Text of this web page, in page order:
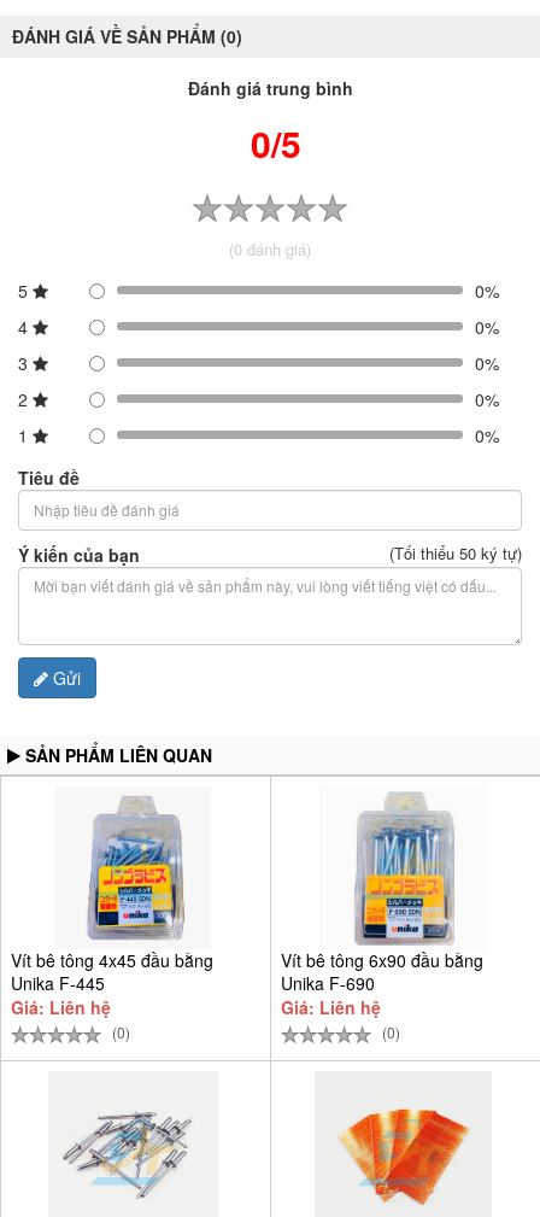
ĐÁNH GIÁ VỀ SẢN PHẨM (0)
Đánh giá trung bình
0/5
(0 đánh giá)
5
0%
4
0%
3
0%
2
0%
1
0%
Tiêu đề
Ý kiến của bạn (Tối thiểu 50 ký tự)
Gửi
SẢN PHẨM LIÊN QUAN
Vít bê tông 4x45 đầu bằng
Unika F-445
Giá: Liên hệ
(0)
Vít bê tông 6x90 đầu bằng
Unika F-690
Giá: Liên hệ
(0)